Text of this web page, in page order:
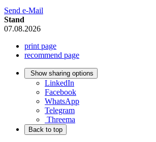
Send e-Mail
Stand
07.08.2026
print page
recommend page
Show sharing options
LinkedIn
Facebook
WhatsApp
Telegram
Threema
Back to top